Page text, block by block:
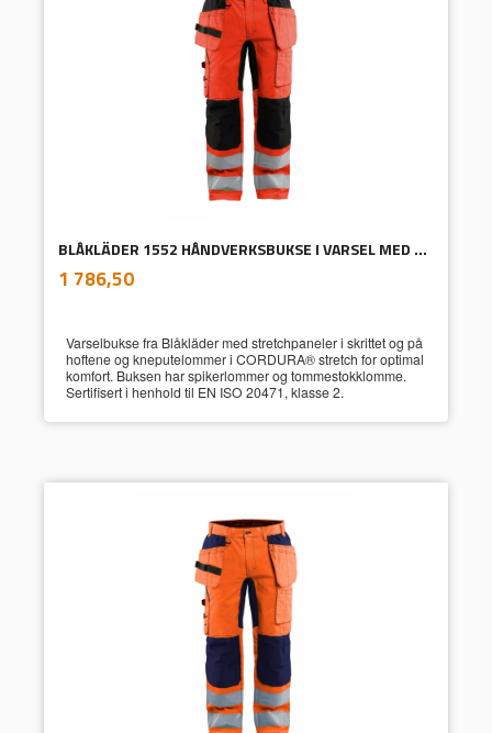
BLÅKLÄDER 1552 HÅNDVERKSBUKSE I VARSEL MED STRETCH HI-VIS RØD/SVART
Pris
1 786,50mva.
Varselbukse fra Blåkläder med stretchpaneler i skrittet og på
hoftene og kneputelommer i CORDURA® stretch for optimal
komfort. Buksen har spikerlommer og tommestokklomme.
Sertifisert i henhold til EN ISO 20471, klasse 2.